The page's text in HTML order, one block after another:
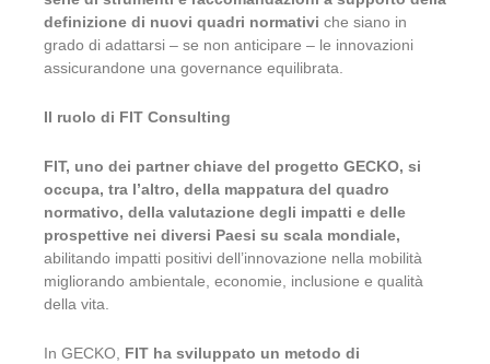
definizione di nuovi quadri normativi che siano in
grado di adattarsi – se non anticipare – le innovazioni
assicurandone una governance equilibrata.
Il ruolo di FIT Consulting
FIT, uno dei partner chiave del progetto GECKO, si
occupa, tra l’altro, della mappatura del quadro
normativo, della valutazione degli impatti e delle
prospettive nei diversi Paesi su scala mondiale,
abilitando impatti positivi dell’innovazione nella mobilità
migliorando ambientale, economie, inclusione e qualità
della vita.
In GECKO, FIT ha sviluppato un metodo di